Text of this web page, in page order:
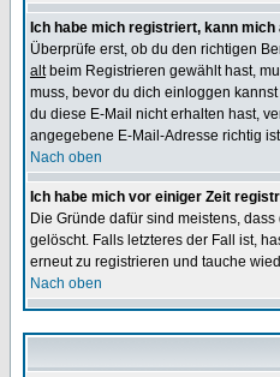
Ich habe mich registriert, kann
Überprüfe erst, ob du den richtigen
altbeim Registrieren gewählt hast,
muss, bevor du dich einloggen
du diese E-Mail nicht erhalten hast,
angegebene E-Mail-Adresse richtig
Nach oben
Ich habe mich vor einiger Zeit
Die Gründe dafür sind meistens,
gelöscht. Falls letzteres der Fall ist,
erneut zu registrieren und tauche
Nach oben